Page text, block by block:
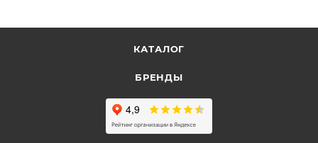
КАТАЛОГ
БРЕНДЫ